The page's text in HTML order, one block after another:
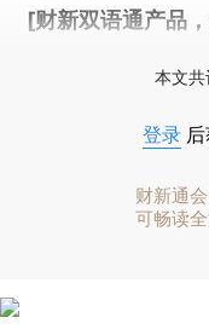
[财新双语通产品
本文共
登录
财新通
可畅读